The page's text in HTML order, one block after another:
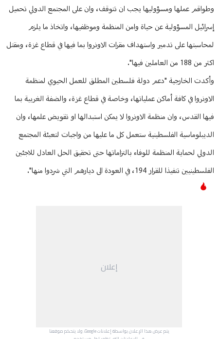
وطواقم عملها ومسؤوليها يجب ان تتوقف، وان على المجتمع الدولي تحميل
إسرائيل المسؤولية عن حياة وامن المنظمة وموظفيها، واتخاذ ما يلزم
لمحاسبتها على تدمير واستهداف مقرات الاونروا بما فيها في قطاع غزة، ومقتل
اكثر من 188 من العاملين فيها".
وأكدت الخارجية "دعم دولة فلسطين المطلق للعمل الحيوي لمنظمة
الاونروا في كافة أماكن عملياتها، وخاصة في قطاع غزة، والضفة الغربية بما
فيها القدس، وان منظمة الاونروا لا يمكن استبدالها او تقويض علمها، وان
الديبلوماسية الفلسطينية ستعمل كل ما عليها من واجبات لتعبئة المجتمع
الدولي لحماية المنظمة للوفاء بالتزاماتها حتى تحقيق الحل العادل للاجئين
الفلسطينيين تنفيذا للقرار 194، في العودة الى ديارهم التي شردوا منها".
إعلان
يتم عرض هذا الإعلان بواسطة إعلانات Google، ولا يتحكم موقعنا